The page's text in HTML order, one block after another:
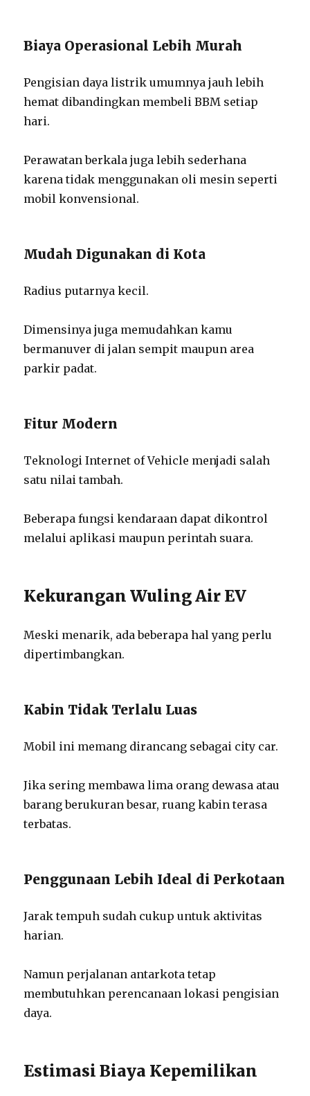
Biaya Operasional Lebih Murah
Pengisian daya listrik umumnya jauh lebih
hemat dibandingkan membeli BBM setiap
hari.
Perawatan berkala juga lebih sederhana
karena tidak menggunakan oli mesin seperti
mobil konvensional.
Mudah Digunakan di Kota
Radius putarnya kecil.
Dimensinya juga memudahkan kamu
bermanuver di jalan sempit maupun area
parkir padat.
Fitur Modern
Teknologi Internet of Vehicle menjadi salah
satu nilai tambah.
Beberapa fungsi kendaraan dapat dikontrol
melalui aplikasi maupun perintah suara.
Kekurangan Wuling Air EV
Meski menarik, ada beberapa hal yang perlu
dipertimbangkan.
Kabin Tidak Terlalu Luas
Mobil ini memang dirancang sebagai city car.
Jika sering membawa lima orang dewasa atau
barang berukuran besar, ruang kabin terasa
terbatas.
Penggunaan Lebih Ideal di Perkotaan
Jarak tempuh sudah cukup untuk aktivitas
harian.
Namun perjalanan antarkota tetap
membutuhkan perencanaan lokasi pengisian
daya.
Estimasi Biaya Kepemilikan